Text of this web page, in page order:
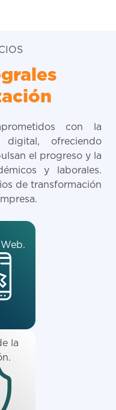
con la
ofreciendo
el progreso y la
y laborales.
de transformación
la